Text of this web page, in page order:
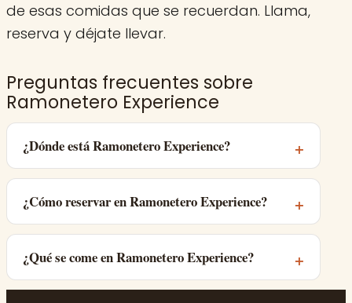
de esas comidas que se recuerdan. Llama,
reserva y déjate llevar.
Preguntas frecuentes sobre
Ramonetero Experience
¿Dónde está Ramonetero Experience?
¿Cómo reservar en Ramonetero Experience?
¿Qué se come en Ramonetero Experience?